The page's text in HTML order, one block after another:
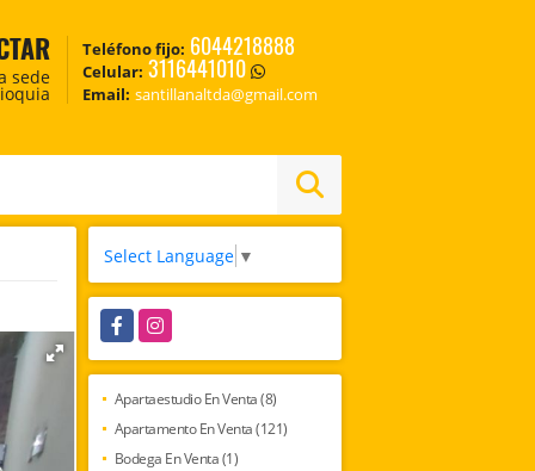
sede
Teléfono fijo: 6044218888
Celular: 3116441010
Email: santillanaltda@gmail.com
Select Language ▼
FacebookInstagram
Apartaestudio En Venta (8)
Apartamento En Venta (121)
Bodega En Venta (1)